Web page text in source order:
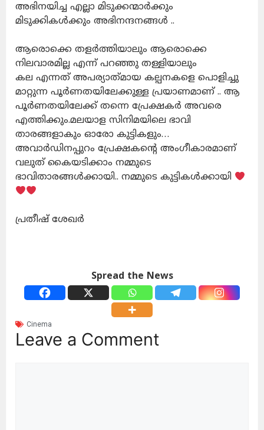
അഭിനയിച്ച എല്ലാ മിടുക്കന്മാർക്കും
മിടുക്കികൾക്കും അഭിനന്ദനങ്ങൾ ..
ആരൊക്കെ തളർത്തിയാലും ആരൊക്കെ
നിലവാരമില്ല എന്ന് പറഞ്ഞു തള്ളിയാലും
കല എന്നത് അപര്യാത്‌മായ കല്പനകളെ പൊളിച്ചു
മാറ്റുന്ന പൂർണതയിലേക്കുള്ള പ്രയാണമാണ് .. ആ
പൂര്‍ണതയിലേക്ക് തന്നെ പ്രേക്ഷകർ അവരെ
എത്തിക്കും.മലയാള സിനിമയിലെ ഭാവി
താരങ്ങളാകും ഓരോ കുട്ടികളും…
അവാർഡിനപ്പുറം പ്രേക്ഷകന്റെ അംഗീകാരമാണ്
വലുത് കൈയടിക്കാം നമ്മുടെ
ഭാവിതാരങ്ങൾക്കായി.. നമ്മുടെ കുട്ടികൾക്കായി
പ്രതീഷ് ശേഖർ
Spread the News
Cinema
Leave a Comment